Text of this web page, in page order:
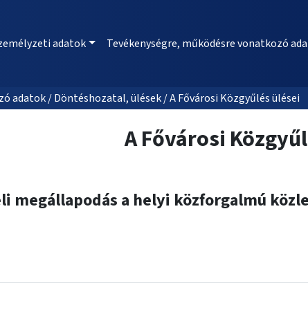
adatok Tevékenységre, működésre vonatkozó
adatok / Döntéshozatal, ülések / A Fővárosi Közgyűlés ülései
A Fővárosi
megállapodás a helyi közforgalmú